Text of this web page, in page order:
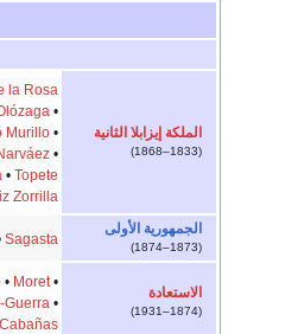
الملكة إيزابلا الثانية
(1833–1868)
la Rosa
•
Murillo•
•
• Topete
Zorrilla
الجمهورية الأولى
(1873–1874)
Sagasta
الاستعادة
(1874–1931)
• Moret•
Guerra •